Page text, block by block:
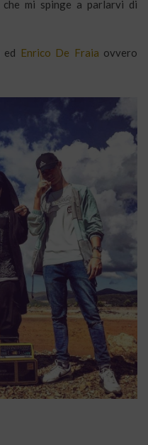
mi spinge a parlarvi di
ed Enrico De Fraia ovvero